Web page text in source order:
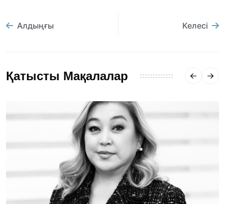
Алдыңғы Келесі
Қатысты Мақалалар